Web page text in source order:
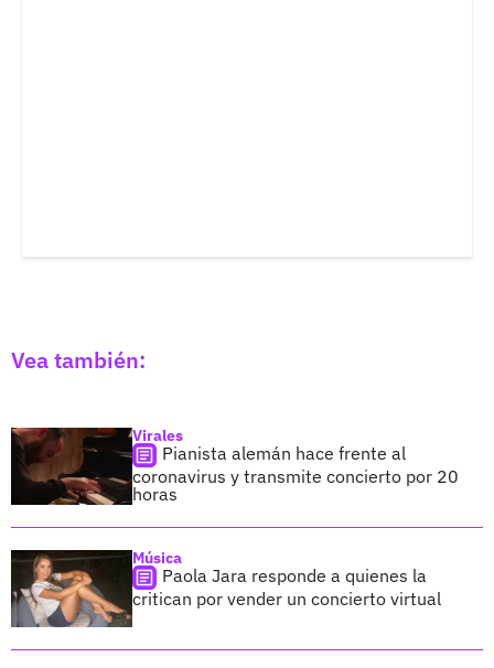
Vea también:
Virales
Pianista alemán hace frente al
coronavirus y transmite concierto por 20
horas
Música
Paola Jara responde a quienes la
critican por vender un concierto virtual